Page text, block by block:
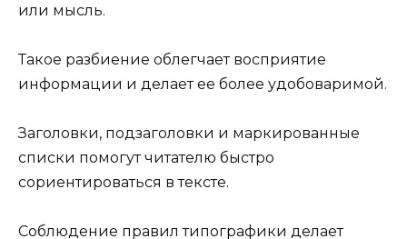
или мысль.
Такое разбиение облегчает восприятие
информации и делает ее более удобоваримой.
Заголовки, подзаголовки и маркированные
списки помогут читателю быстро
сориентироваться в тексте.
Соблюдение правил типографики делает